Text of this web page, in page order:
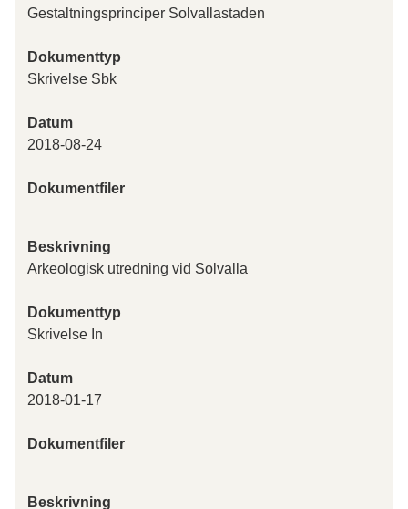
Gestaltningsprinciper Solvallastaden
Dokumenttyp
Skrivelse Sbk
Datum
2018-08-24
Dokumentfiler
Beskrivning
Arkeologisk utredning vid Solvalla
Dokumenttyp
Skrivelse In
Datum
2018-01-17
Dokumentfiler
Beskrivning